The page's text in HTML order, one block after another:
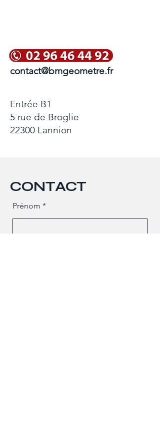
contact@bmgeometre.fr
Entrée B1
5 rue de Broglie
22300 Lannion
CONTACT
Prénom